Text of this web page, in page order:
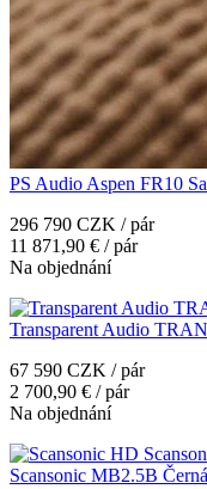
PS Audio Aspen FR10
296 790 CZK / pár
11 871,90 € / pár
Na objednání
Transparent Audio
67 590 CZK / pár
2 700,90 € / pár
Na objednání
Scansonic MB2.5B Černá